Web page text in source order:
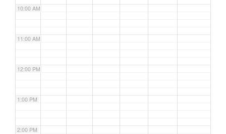
10:00 AM
11:00 AM
12:00 PM
1:00 PM
2:00 PM